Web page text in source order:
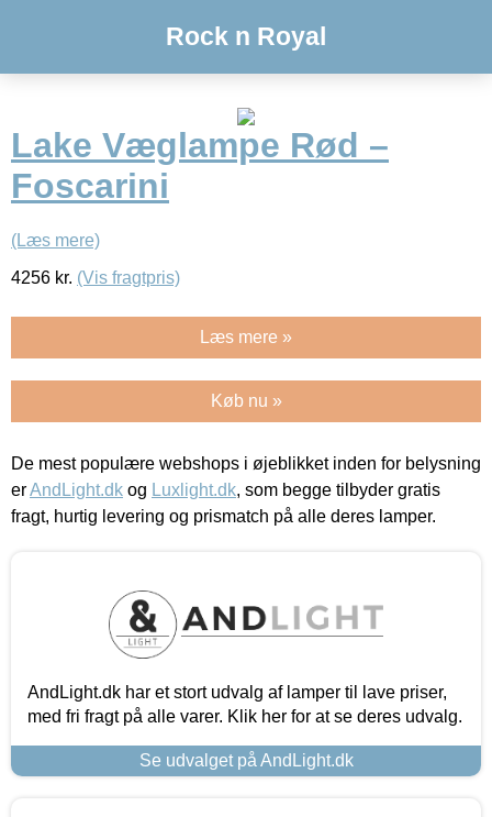
Rock n Royal
Lake Væglampe Rød –
Foscarini
(Læs mere)
4256 kr. (Vis fragtpris)
Læs mere »
Køb nu »
De mest populære webshops i øjeblikket inden for belysning
erAndLight.dk og Luxlight.dk, som begge tilbyder gratis
fragt, hurtig levering og prismatch på alle deres lamper.
AndLight.dk har et stort udvalg af lamper til lave priser,
med fri fragt på alle varer. Klik her for at se deres udvalg.
Se udvalget på AndLight.dk